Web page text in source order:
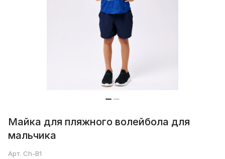
Майка для пляжного волейбола для
мальчика
Арт. Ch-B1